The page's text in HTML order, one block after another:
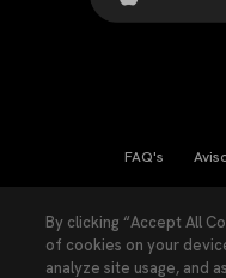
FAQ's
Ley
By clicking “Accept All
of cookies on your
analyze site usage, and